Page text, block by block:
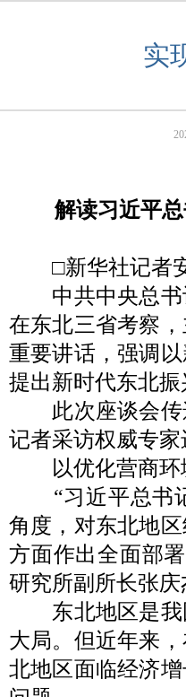
实
解读习近平总
□新华社记者
中共中央总书
在东北三省考察
重要讲话，强调
提出新时代东北
此次座谈会传
记者采访权威专家
以优化营商环
“习近平总书记
角度，对东北地
方面作出全面部
研究所副所长张庆
东北地区是我
大局。但近年来
北地区面临经济